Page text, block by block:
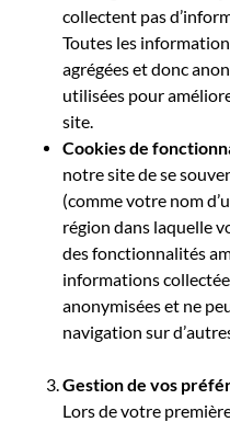
collectent pas
Toutes les
agrégées et donc
utilisées pour
site.
Cookies de
notre site de se
(comme votre nom
région dans laquelle
des fonctionnalités
informations
anonymisées et ne
navigation sur
Gestion de vos
Lors de votre